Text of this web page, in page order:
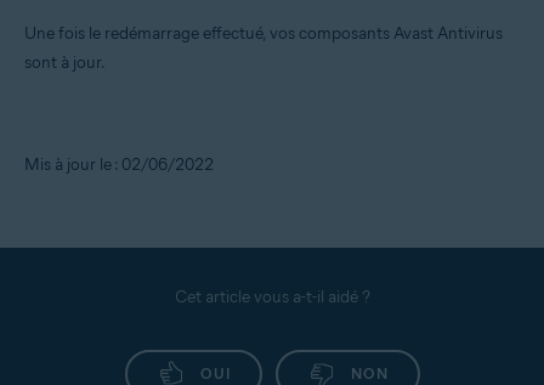
Une fois le redémarrage effectué, vos composants Avast Antivirus
sont à jour.
Mis à jour le : 02/06/2022
Cet article vous a-t-il aidé ?
OUI NON